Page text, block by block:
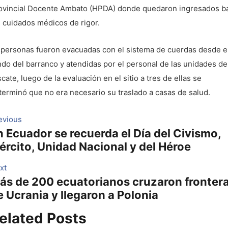
Docente Ambato (HPDA) donde quedaron ingresados
cuidados médicos de rigor.
fueron evacuadas con el sistema de cuerdas desde
del barranco y atendidas por el personal de las unidades de
luego de la evaluación en el sitio a tres de ellas se
que no era necesario su traslado a casas de salud.
post:
Ecuador se recuerda el Día del Civismo,
Unidad Nacional y del Héroe
Next
post:de 200 ecuatorianos cruzaron
Ucrania y llegaron a Polonia
Posts